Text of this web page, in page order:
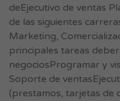
deEjecutivo de ventas
de las siguientes
Marketing,
principales tareas
negociosProgramar y
Soporte de
(prestamos, tarjetas de